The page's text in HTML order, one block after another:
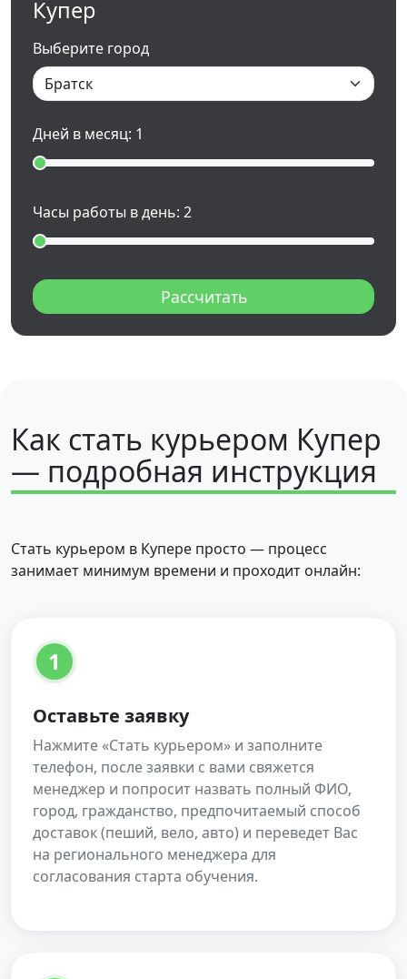
Купер
Выберите город
Дней в месяц: 1
Часы работы в день: 2
Рассчитать
Как стать курьером Купер
— подробная инструкция
Стать курьером в Купере просто — процесс
занимает минимум времени и проходит онлайн:
1
Оставьте заявку
Нажмите «Стать курьером» и заполните
телефон, после заявки с вами свяжется
менеджер и попросит назвать полный ФИО,
город, гражданство, предпочитаемый способ
доставок (пеший, вело, авто) и переведет Вас
на регионального менеджера для
согласования старта обучения.